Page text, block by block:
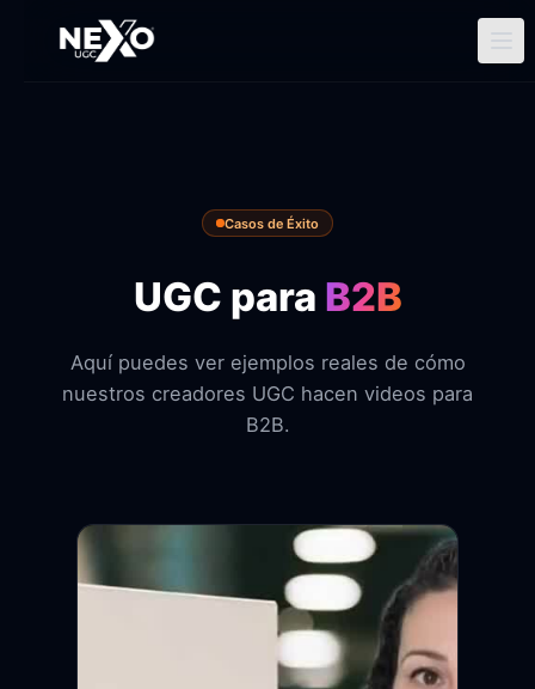
contenido
Casos de Éxito
UGC para B2B
Aquí puedes ver ejemplos reales de cómo
nuestros creadores UGC hacen videos para
B2B.